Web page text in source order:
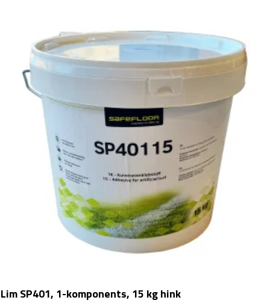
Lim SP401, 1-komponents, 15 kg hink